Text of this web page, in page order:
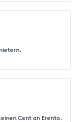
Cent an Erento.